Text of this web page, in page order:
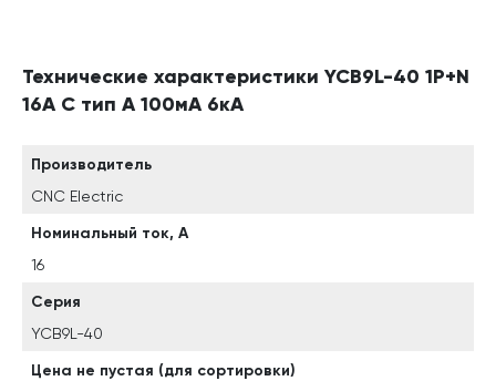
Технические характеристики YCB9L-40 1P+N
16A C тип A 100мА 6кА
Производитель
CNC Electric
Номинальный ток, А
16
Серия
YCB9L-40
Цена не пустая (для сортировки)